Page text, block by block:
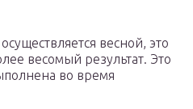
весной, это
весомый результат. Это
во время